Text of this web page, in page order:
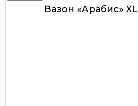
Вазон «Арабис» XL